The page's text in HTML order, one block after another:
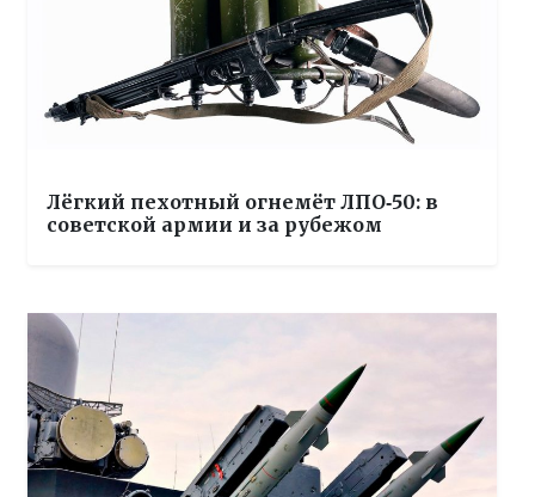
Лёгкий пехотный огнемёт ЛПО‑50: в
советской армии и за рубежом